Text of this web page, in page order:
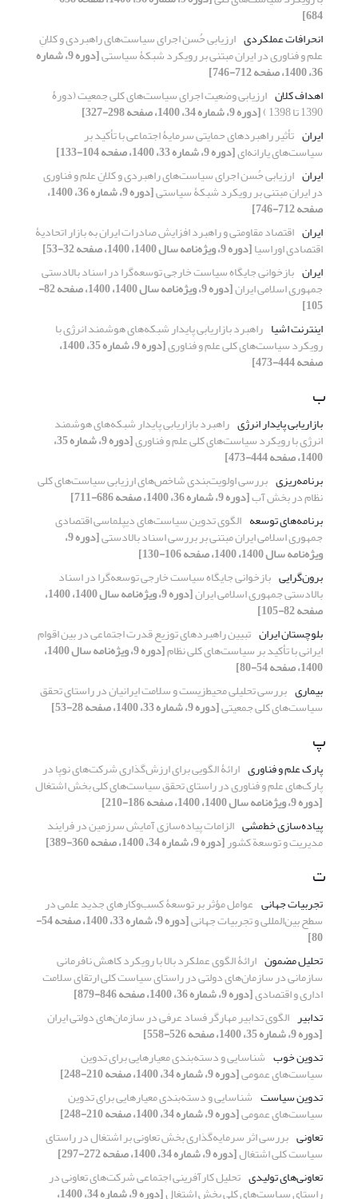
684]
انحرافات عملکردی
ارزیابی حُسن اجرای سیاست‌‎های راهبردی و کلانِ
علم و فناوری در ایران مبتنی بر رویکرد شبکۀ سیاستی [دوره 9، شماره
36، 1400، صفحه 712-746]
اهداف کلان ارزیابی وضعیت اجرای سیاست‌های کلی جمعیت (دورۀ
1390 تا 1398 )
[دوره 9، شماره 34، 1400، صفحه 298-327]
ایران تأثیر راهبردهای حمایتی سرمایۀ اجتماعی با تأکید بر
سیاست‌های یارانه‌ای[دوره 9، شماره 33، 1400، صفحه 104-133]
ایران
ارزیابی حُسن اجرای سیاست‌‎های راهبردی و کلانِ علم و فناوری
در ایران مبتنی بر رویکرد شبکۀ سیاستی [دوره 9، شماره 36، 1400،
صفحه 712-746]
ایران اقتصاد مقاومتی و راهبرد افزایش صادرات ایران به بازار اتحادیۀ
اقتصادی اوراسیا[دوره 9، ویژه‌نامه سال 1400، 1400، صفحه 32-53]
ایران بازخوانی جایگاه سیاست خارجی توسعه‌‌گرا در اسناد بالادستی
جمهوری اسلامی ایران [دوره 9، ویژه‌نامه سال 1400، 1400، صفحه 82-
105]
اینترنت اشیا راهبرد بازاریابی پایدار شبکه‌های هوشمند انرژی با
رویکرد سیاست‌های کلی علم و فناوری [دوره 9، شماره 35، 1400،
صفحه 444-473]
ب
بازاریابی پایدار انرژی راهبرد بازاریابی پایدار شبکه‌های هوشمند
انرژی با رویکرد سیاست‌های کلی علم و فناوری [دوره 9، شماره 35،
1400، صفحه 444-473]
برنامه‌ریزی بررسی اولویت‌بندی شاخص‌های ارزیابی سیاست‌های کلی
نظام در بخش آب[دوره 9، شماره 36، 1400، صفحه 686-711]
برنامه‌های توسعه الگوی تدوین سیاست‌های دیپلماسی اقتصادی
جمهوری اسلامی ایران مبتنی بر بررسی اسناد بالادستی [دوره 9،
ویژه‌نامه سال 1400، 1400، صفحه 106-130]
برون‌‌گرایی بازخوانی جایگاه سیاست خارجی توسعه‌‌گرا در اسناد
بالادستی جمهوری اسلامی ایران [دوره 9، ویژه‌نامه سال 1400، 1400،
صفحه 82-105]
بلوچستان ایران تبیین راهبردهای توزیع قدرت اجتماعی در بین اقوام
ایرانی با تأکید بر سیاست‌های کلی نظام [دوره 9، ویژه‌نامه سال 1400،
1400، صفحه 54-80]
بیماری بررسی تحلیلی محیط‌زیست و سلامت ایرانیان در راستای تحقق
سیاست‌های کلی جمعیتی[دوره 9، شماره 33، 1400، صفحه 28-53]
پ
پارک علم و فناوری ارائۀ الگویی برای ارزش‌گذاری شرکت‌های نوپا در
پارک‌های علم و فناوری در راستای تحقق سیاست‌های کلی بخش اشتغال
[دوره 9، ویژه‌نامه سال 1400، 1400، صفحه 186-210]
پیاده‌سازی خط‌مشی الزامات پیاده‌سازی آمایش سرزمین در فرایند
مدیریت و توسعة کشور[دوره 9، شماره 34، 1400، صفحه 360-389]
ت
تجربیات جهانی عوامل مؤثر بر توسعۀ کسب‌‌وکارهای جدید علمی در
سطح بین‌المللی و تجربیات جهانی [دوره 9، شماره 33، 1400، صفحه 54-
80]
تحلیل مضمون ارائۀ الگوی عملکرد بالا با رویکرد کاهش نافرمانی
سازمانی در سازمان‌های دولتی در راستای سیاست کلی ارتقای سلامت
اداری و اقتصادی[دوره 9، شماره 36، 1400، صفحه 846-879]
تدابیر الگوی تدابیر مهارگر فساد عرفی در سازمان‌های دولتی ایران
[دوره 9، شماره 35، 1400، صفحه 526-558]
تدوین خوب شناسایی و دسته‌بندی معیارهایی برای تدوین
سیاست‌های عمومی[دوره 9، شماره 34، 1400، صفحه 210-248]
تدوین سیاست شناسایی و دسته‌بندی معیارهایی برای تدوین
سیاست‌های عمومی[دوره 9، شماره 34، 1400، صفحه 210-248]
تعاونی بررسی اثر سرمایه‌گذاری بخش تعاونی بر اشتغال در راستای
سیاست کلی اشتغال[دوره 9، شماره 34، 1400، صفحه 272-297]
تعاونی‌های تولیدی تحلیل کارآفرینی اجتماعی شرکت‌های تعاونی در
راستای سیاست‌های کلی بخش اشتغال [دوره 9، شماره 34، 1400،